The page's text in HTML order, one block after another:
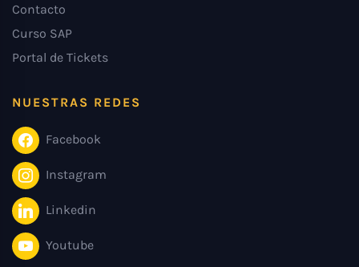
Contacto
Curso SAP
Portal de Tickets
NUESTRAS REDES
Facebook
Instagram
Linkedin
Youtube